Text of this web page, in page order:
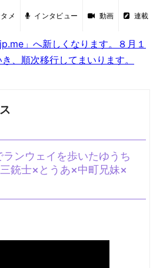
メ インタビュー 動画 連載
」へ新しくなります。８月１
、順次移行してまいります。
ンウェイを歩いたゆうち
銃士×とうあ×中町兄妹×